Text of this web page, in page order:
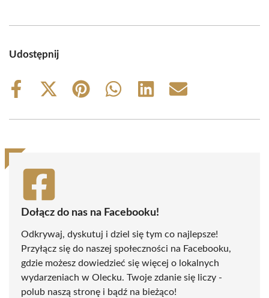
Udostępnij
Share
Share
(Twitter)
Share
Share
Share
Share
Dołącz do nas na Facebooku!
Odkrywaj, dyskutuj i dziel się tym co najlepsze!
Przyłącz się do naszej społeczności na Facebooku,
gdzie możesz dowiedzieć się więcej o lokalnych
wydarzeniach w Olecku. Twoje zdanie się liczy -
polub naszą stronę i bądź na bieżąco!